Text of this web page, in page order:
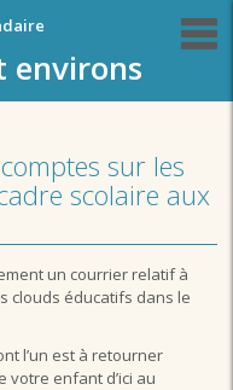
environs
sur les
scolaire aux
un courrier relatif à
clouds éducatifs dans le
l’un est à retourner
votre enfant d’ici au